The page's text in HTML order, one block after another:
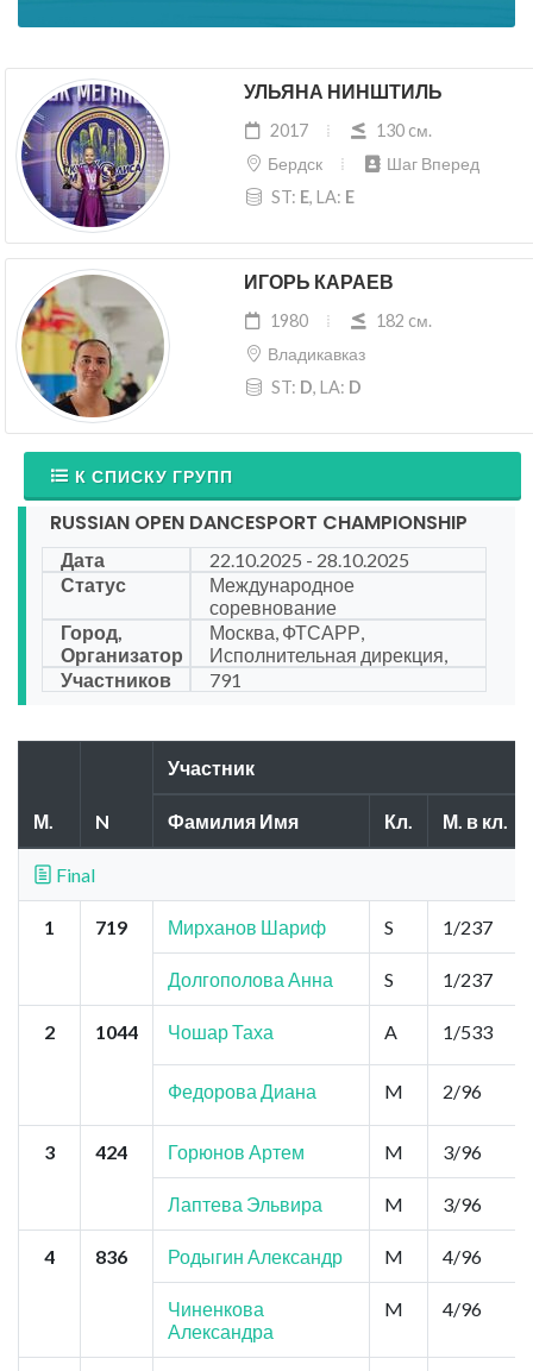
УЛЬЯНА НИНШТИЛЬ
2017
130 cм.
Бердск
Шаг Вперед
ST: E, LA: E
ИГОРЬ КАРАЕВ
1980
182 cм.
Владикавказ
ST: D, LA: D
К СПИСКУ ГРУПП
RUSSIAN OPEN DANCESPORT CHAMPIONSHIP
Дата
22.10.2025 - 28.10.2025
Статус
Международное
соревнование
Город,
Организатор
Москва, ФТСАРР,
Исполнительная дирекция,
Участников
791
М. N
Участник
Фамилия Имя Кл. М. в кл.
Final
1 719 Мирханов Шариф S 1/237
Долгополова Анна S 1/237
2 1044 Чошар Таха A 1/533
Федорова Диана M 2/96
3 424 Горюнов Артем M 3/96
Лаптева Эльвира M 3/96
4 836 Родыгин Александр M 4/96
Чиненкова
Александра
M 4/96